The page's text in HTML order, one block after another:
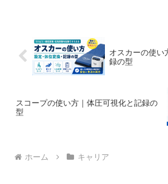
オスカーの使い
録の型
スコープの使い方｜体圧可視化と記録の
型
ホーム キャリア